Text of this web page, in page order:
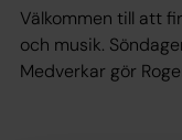
Välkommen till att
och musik.
Medverkar gör